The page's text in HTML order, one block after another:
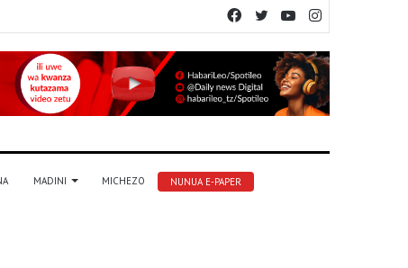
YouTube
Twitter
Facebook
MADINI MICHEZO NUNUA E-PAPER